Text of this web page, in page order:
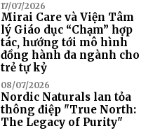
17/07/2026
Mirai Care và Viện Tâm
lý Giáo dục “Chạm” hợp
tác, hướng tới mô hình
đồng hành đa ngành cho
trẻ tự kỷ
08/07/2026
Nordic Naturals lan tỏa
thông điệp "True North:
The Legacy of Purity"